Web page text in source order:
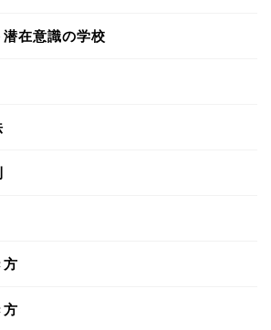
在意識の学校
方
方